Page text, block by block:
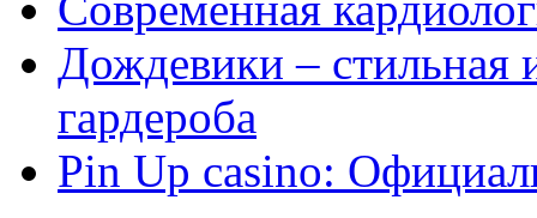
Дождевики – стильная
гардероба
Pin Up casino: